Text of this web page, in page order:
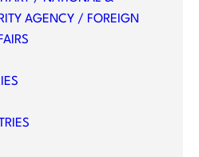
AGENCY / FOREIGN